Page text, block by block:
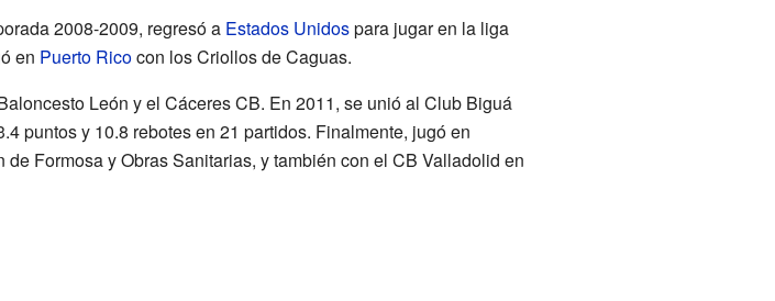
2008-2009, regresó a Estados Unidospara jugar en la liga
en Puerto Ricocon los Criollos de Caguas.
León y el Cáceres CB. En 2011, se unió al Club Biguá
puntos y 10.8 rebotes en 21 partidos. Finalmente, jugó en
Formosa y Obras Sanitarias, y también con el CB Valladolid en